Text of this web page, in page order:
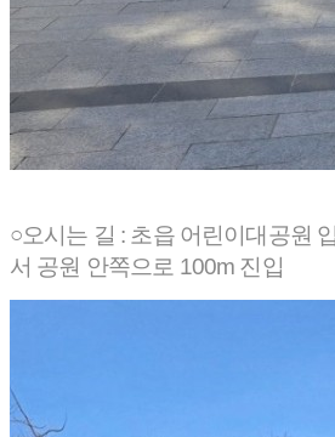
○오시는 길 : 초읍 어린이대공원
서 공원 안쪽으로 100m 진입